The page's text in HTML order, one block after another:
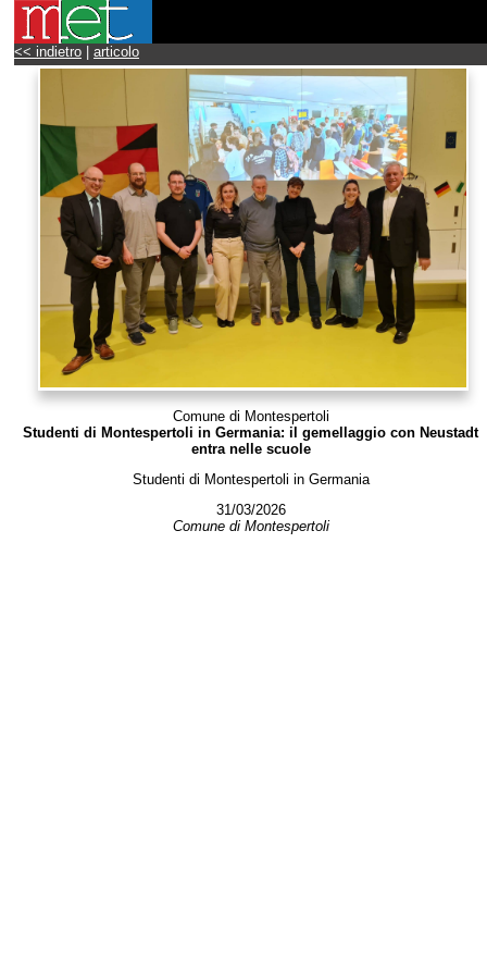
<< indietro articolo
Comune di Montespertoli
Studenti di Montespertoli in Germania: il gemellaggio con Neustadt
entra nelle scuole
Studenti di Montespertoli in Germania
31/03/2026
Comune di Montespertoli